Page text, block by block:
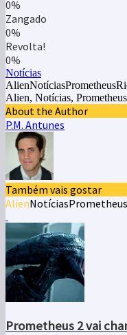
0%
Zangado
0%
Revolta!
0%
Notícias
Alien, Notícias,
About the Author
P.M. Antunes
Também vais gostar
AlienNotíciasPrometheus
Prometheus 2 vai